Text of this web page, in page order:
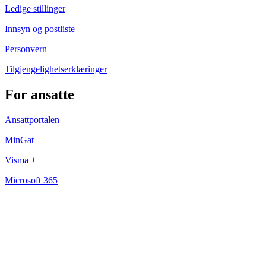
Ledige stillinger
Innsyn og postliste
Personvern
Tilgjengelighetserklæringer
For ansatte
Ansattportalen
MinGat
Visma +
Microsoft 365